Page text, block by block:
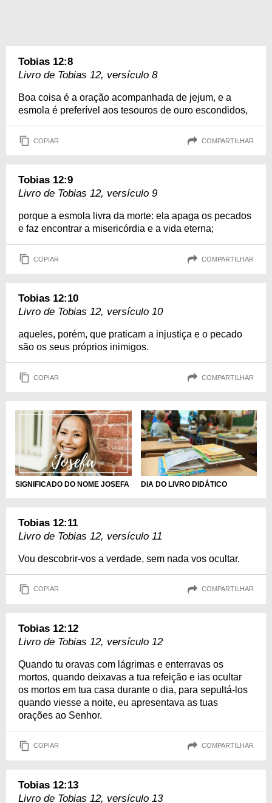
Tobias 12:8
Livro de Tobias 12, versículo 8
Boa coisa é a oração acompanhada de jejum, e a
esmola é preferível aos tesouros de ouro escondidos,
COPIAR COMPARTILHAR
Tobias 12:9
Livro de Tobias 12, versículo 9
porque a esmola livra da morte: ela apaga os pecados
e faz encontrar a misericórdia e a vida eterna;
COPIAR COMPARTILHAR
Tobias 12:10
Livro de Tobias 12, versículo 10
aqueles, porém, que praticam a injustiça e o pecado
são os seus próprios inimigos.
COPIAR COMPARTILHAR
SIGNIFICADO DO NOME JOSEFA DIA DO LIVRO DIDÁTICO
Tobias 12:11
Livro de Tobias 12, versículo 11
Vou descobrir-vos a verdade, sem nada vos ocultar.
COPIAR COMPARTILHAR
Tobias 12:12
Livro de Tobias 12, versículo 12
Quando tu oravas com lágrimas e enterravas os
mortos, quando deixavas a tua refeição e ias ocultar
os mortos em tua casa durante o dia, para sepultá-los
quando viesse a noite, eu apresentava as tuas
orações ao Senhor.
COPIAR COMPARTILHAR
Tobias 12:13
Livro de Tobias 12, versículo 13